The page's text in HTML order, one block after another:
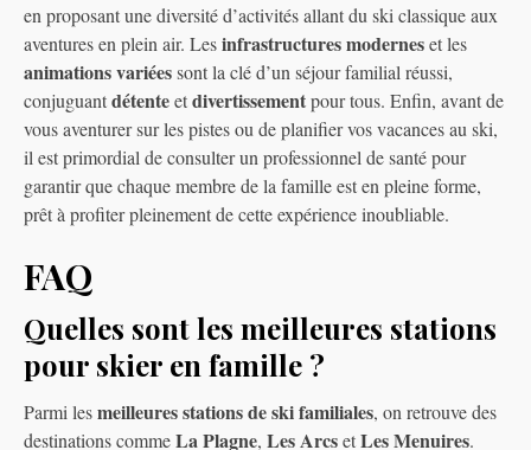
en proposant une diversité d’activités allant du ski classique aux
aventures en plein air. Lesinfrastructures moderneset les
animations variéessont la clé d’un séjour familial réussi,
conjuguantdétenteetdivertissementpour tous. Enfin, avant de
vous aventurer sur les pistes ou de planifier vos vacances au ski,
il est primordial de consulter un professionnel de santé pour
garantir que chaque membre de la famille est en pleine forme,
prêt à profiter pleinement de cette expérience inoubliable.
FAQ
Quelles sont les meilleures stations
pour skier en famille ?
Parmi lesmeilleures stations de ski familiales, on retrouve des
destinations commeLa Plagne, Les ArcsetLes Menuires.